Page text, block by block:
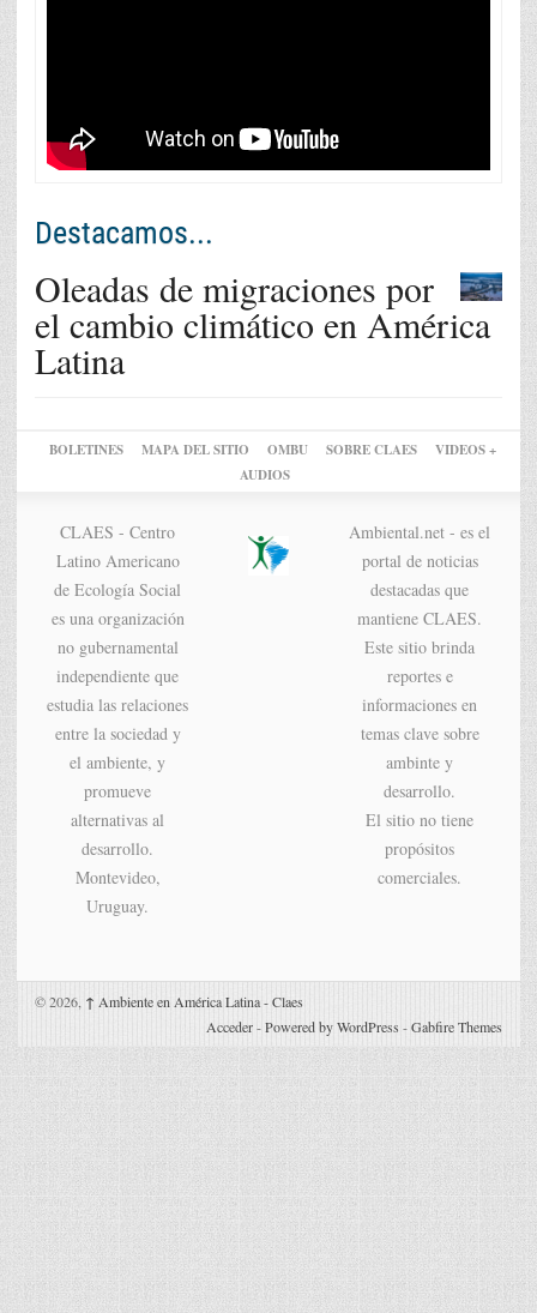
Destacamos...
Oleadas de migraciones por
el cambio climático en América
Latina
BOLETINES MAPA DEL SITIO OMBU SOBRE CLAES
VIDEOS +
AUDIOS
CLAES - Centro
Latino Americano
de Ecología Social
es una organización
no gubernamental
independiente que
estudia las relaciones
entre la sociedad y
el ambiente, y
promueve
alternativas al
desarrollo.
Montevideo,
Uruguay.
Ambiental.net - es el
portal de noticias
destacadas que
mantiene CLAES.
Este sitio brinda
reportes e
informaciones en
temas clave sobre
ambinte y
desarrollo.
El sitio no tiene
propósitos
comerciales.
© 2026, ↑ Ambiente en América Latina - Claes
Acceder-Powered by WordPress -Gabfire Themes